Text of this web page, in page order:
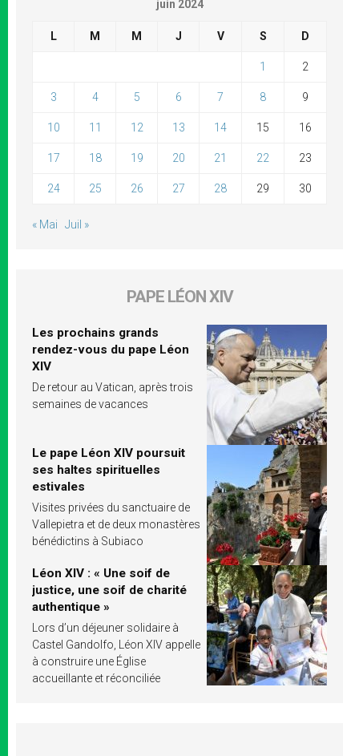
juin 2024
L M M J V S D
1 2
3 4 5 6 7 8 9
10 11 12 13 14 15 16
17 18 19 20 21 22 23
24 25 26 27 28 29 30
« Mai Juil »
PAPE LÉON XIV
Les prochains grands
rendez-vous du pape Léon
XIV
De retour au Vatican, après trois
semaines de vacances
Le pape Léon XIV poursuit
ses haltes spirituelles
estivales
Visites privées du sanctuaire de
Vallepietra et de deux monastères
bénédictins à Subiaco
Léon XIV : « Une soif de
justice, une soif de charité
authentique »
Lors d’un déjeuner solidaire à
Castel Gandolfo, Léon XIV appelle
à construire une Église
accueillante et réconciliée